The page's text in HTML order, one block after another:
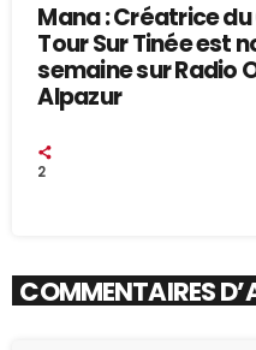
Mana : Créatrice
Tour Sur Tinée est
semaine sur Radio
Alpazur
2
COMMENTAIRES